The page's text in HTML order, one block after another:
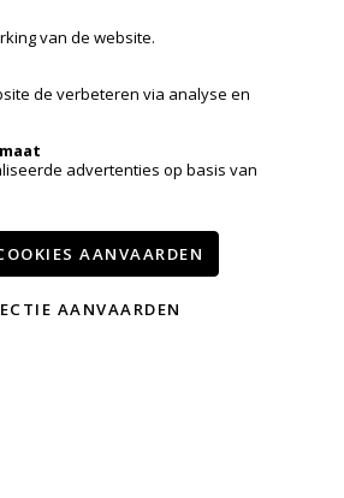
powered by Whise
van de website.
de verbeteren via analyse en
advertenties op basis van
AANVAARDEN
AANVAARDEN